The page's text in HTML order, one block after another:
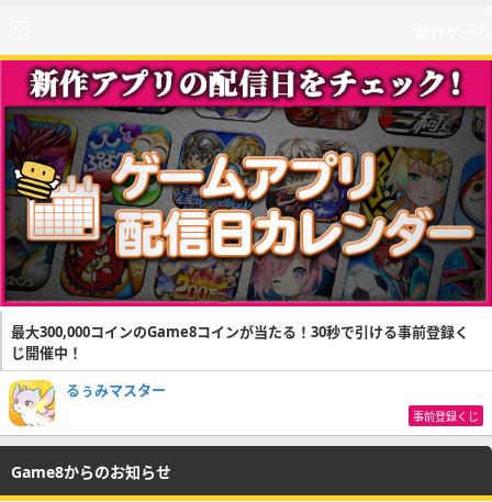
最大300,000コインのGame8コインが当たる！30秒で引ける事前登録く
じ開催中！
るぅみマスター
事前登録くじ
Game8からのお知らせ